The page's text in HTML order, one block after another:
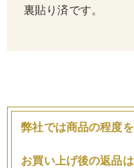
裏貼り済です。
弊社では商品の程度
お買い上げ後の返品